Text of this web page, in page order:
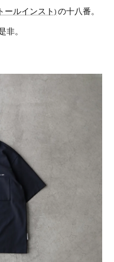
ールインスト) の十八番。
非。